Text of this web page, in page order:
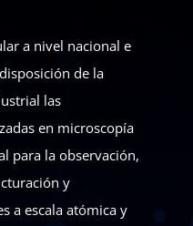
a nivel nacional e
de la
las
en microscopía
para la observación,
y
a escala atómica y